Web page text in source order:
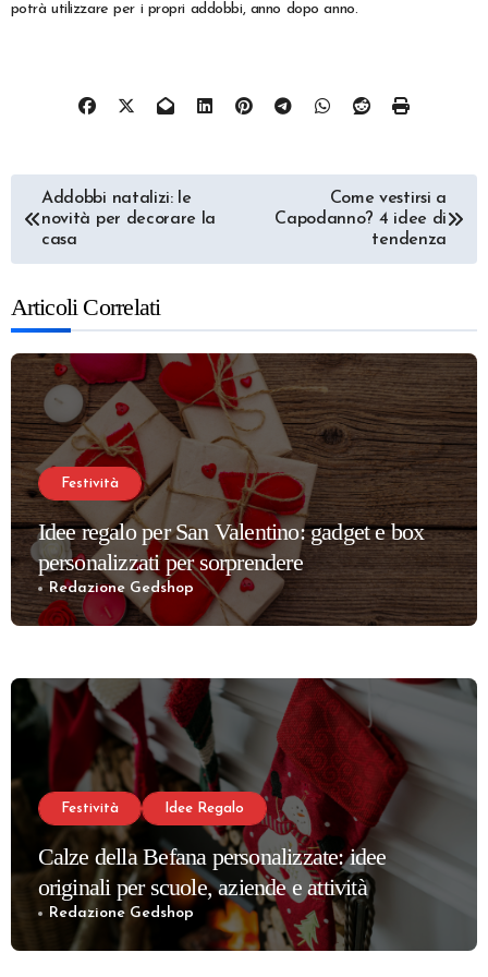
potrà utilizzare per i propri addobbi, anno dopo anno.
Navigazione
articoli
Addobbi natalizi: le
novità per decorare la
casa
Come vestirsi a
Capodanno? 4 idee di
tendenza
Articoli Correlati
Festività
Idee regalo per San Valentino: gadget e box
personalizzati per sorprendere
Redazione Gedshop
Festività Idee Regalo
Calze della Befana personalizzate: idee
originali per scuole, aziende e attività
Redazione Gedshop